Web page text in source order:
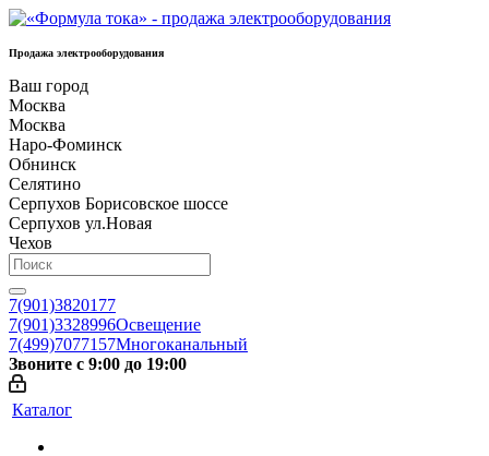
Продажа электрооборудования
Ваш город
Москва
Москва
Наро-Фоминск
Обнинск
Селятино
Серпухов Борисовское шоссе
Серпухов ул.Новая
Чехов
7(901)3820177
7(901)3328996Освещение
7(499)7077157Многоканальный
Звоните с 9:00 до 19:00
Каталог